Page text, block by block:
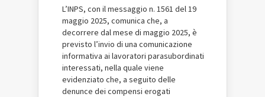
L’INPS, con il messaggio n. 1561 del 19
maggio 2025, comunica che, a
decorrere dal mese di maggio 2025, è
previsto l’invio di una comunicazione
informativa ai lavoratori parasubordinati
interessati, nella quale viene
evidenziato che, a seguito delle
denunce dei compensi erogati